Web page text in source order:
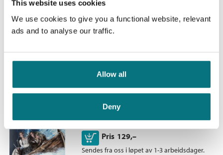
This website uses cookies
We use cookies to give you a functional website, relevant
ads and to analyse our traffic.
Allow all
Deny
Heftet Bokmål 2024
Pris
Kjøp
Håpets land
Vestavind 3
Heftet Bokmål 2024
Pris 129,–
Kjøp
Sendes fra oss i løpet av 1-3 arbeidsdager.